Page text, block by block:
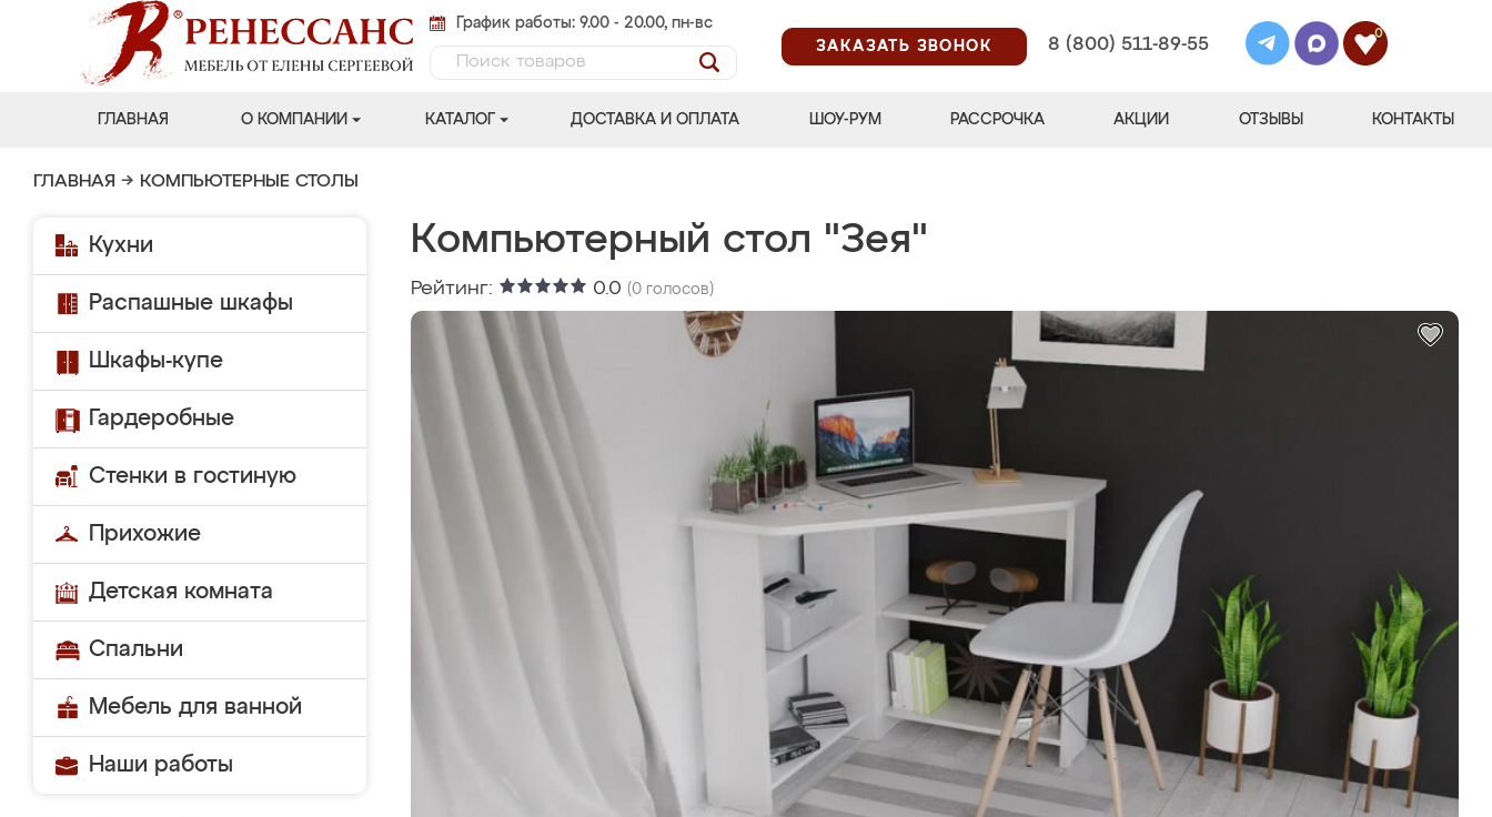
График работы: 9.00 - 20.00, пн-вс
ЗАКАЗАТЬ ЗВОНОК
8 (800) 511-89-55
0
ГЛАВНАЯ О КОМПАНИИ КАТАЛОГ ДОСТАВКА И ОПЛАТА ШОУ-РУМ РАССРОЧКА АКЦИИ ОТЗЫВЫ КОНТАКТЫ
ГЛАВНАЯ → КОМПЬЮТЕРНЫЕ СТОЛЫ
Кухни
Распашные шкафы
Шкафы-купе
Гардеробные
Стенки в гостиную
Прихожие
Детская комната
Спальни
Мебель для ванной
Наши работы
Компьютерный стол "Зея"
Рейтинг: 0.0 (0 голосов)